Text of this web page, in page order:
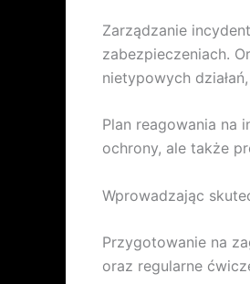
Zarządzanie
zabezpieczeniach.
nietypowych
Plan reagowania na
ochrony, ale także
Wprowadzając
Przygotowanie na
oraz regularne